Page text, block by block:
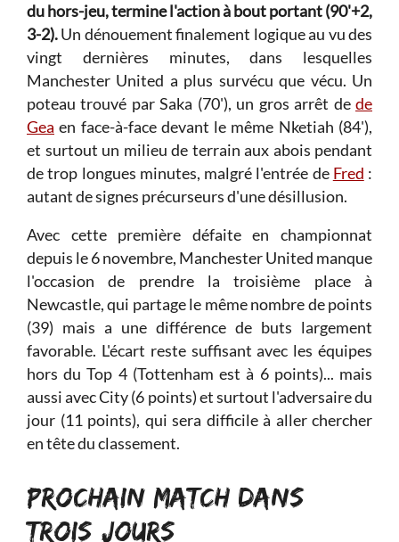
du hors-jeu, termine l'action à bout portant (90'+2,
3-2).Un dénouement finalement logique au vu des
vingt dernières minutes, dans lesquelles
Manchester United a plus survécu que vécu. Un
poteau trouvé par Saka (70'), un gros arrêt de de
Gea en face-à-face devant le même Nketiah (84'),
et surtout un milieu de terrain aux abois pendant
de trop longues minutes, malgré l'entrée de Fred :
autant de signes précurseurs d'une désillusion.
Avec cette première défaite en championnat
depuis le 6 novembre, Manchester United manque
l'occasion de prendre la troisième place à
Newcastle, qui partage le même nombre de points
(39) mais a une différence de buts largement
favorable. L'écart reste suffisant avec les équipes
hors du Top 4 (Tottenham est à 6 points)... mais
aussi avec City (6 points) et surtout l'adversaire du
jour (11 points), qui sera difficile à aller chercher
en tête du classement.
PROCHAIN MATCH DANS
TROIS JOURS